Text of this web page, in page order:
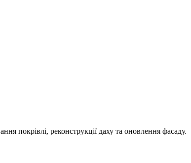
покрівлі, реконструкції даху та оновлення фасаду.